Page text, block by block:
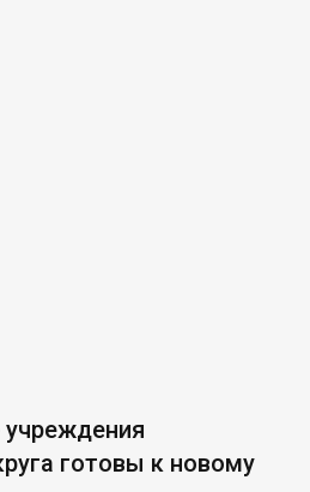
готовы к новому